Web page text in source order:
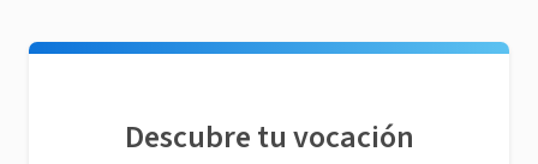
Descubre tu vocación